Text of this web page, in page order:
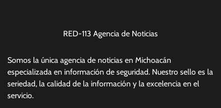
RED-113 Agencia de Noticias
Somos la única agencia de noticias en Michoacán
especializada en información de seguridad. Nuestro sello es la
seriedad, la calidad de la información y la excelencia en el
servicio.